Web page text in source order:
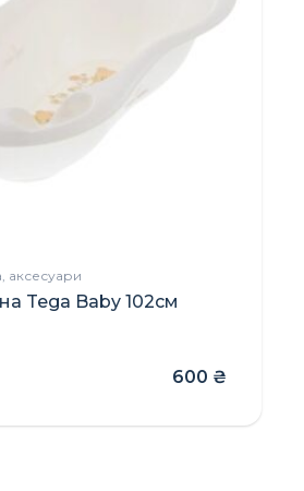
аксесуари
Tega Baby 102см
600 ₴